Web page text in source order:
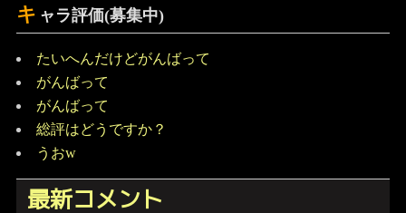
LineTwitter
キャラ評価(募集中)